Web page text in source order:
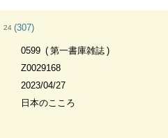
24 (307)
0599
第一書庫雑誌
Z0029168
2023/04/27
日本のこころ